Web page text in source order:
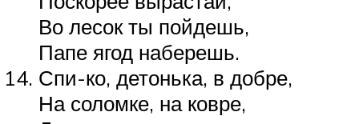
Во лесок ты пойдешь,
Папе ягод наберешь.
Спи-ко, детонька, в добре,
На соломке, на ковре,